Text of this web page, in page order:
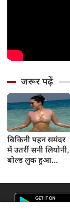
जरूर पढ़ें
बिकिनी पहन समंदर
में उतरीं सनी लियोनी,
बोल्ड लुक हुआ